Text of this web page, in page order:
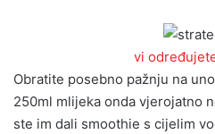
vi
Obratite posebno pažnju na
250ml mlijeka onda vjerojatno
ste im dali smoothie s cijelim